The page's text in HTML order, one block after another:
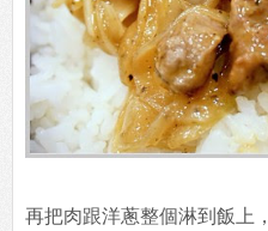
不管是火候跟鍋氣都掌握得
子的老闆。